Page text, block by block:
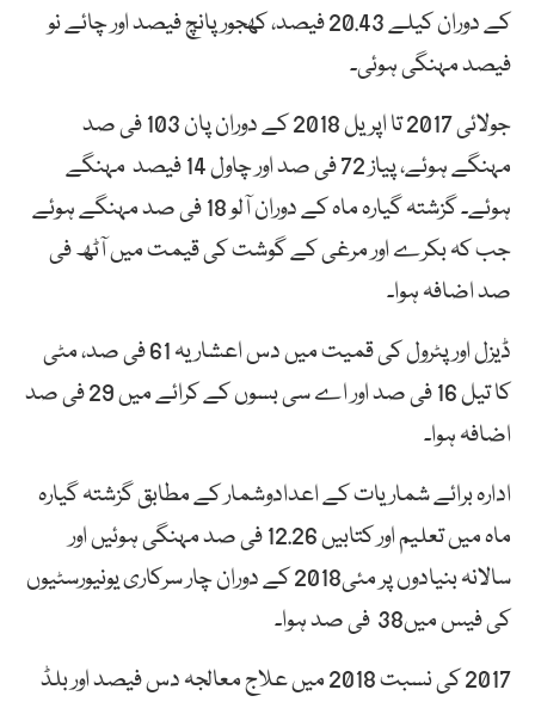
کے دوران کیلے 20.43 فیصد، کھجور پانچ فیصد اور چائے نو
فیصد مہنگی ہوئی۔
جولائی 2017 تا اپریل 2018 کے دوران پان 103 فی صد
مہنگے ہوئے، پیاز 72 فی صد اور چاول 14 فیصد مہنگے
ہوئے۔ گزشتہ گیارہ ماہ کے دوران آلو 18 فی صد مہنگے ہوئے
جب کہ بکرے اور مرغی کے گوشت کی قیمت میں آٹھ فی
صد اضافہ ہوا۔
ڈیزل اور پٹرول کی قمیت میں دس اعشاریہ 61 فی صد، مٹی
کا تیل 16 فی صد اور اے سی بسوں کے کرائے میں 29 فی صد
اضافہ ہوا۔
ادارہ برائے شماریات کے اعدادوشمار کے مطابق گزشتہ گیارہ
ماہ میں تعلیم اور کتابیں 12.26 فی صد مہنگی ہوئیں اور
سالانہ بنیادوں پر مئی2018 کے دوران چار سرکاری یونیورسٹیوں
کی فیس میں38 فی صد ہوا۔
2017 کی نسبت 2018 میں علاج معالجہ دس فیصد اور بلڈ